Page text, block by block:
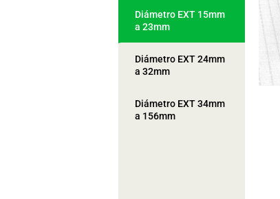
Diámetro EXT 15mm
a 23mm
Diámetro EXT 24mm
a 32mm
Diámetro EXT 34mm
a 156mm